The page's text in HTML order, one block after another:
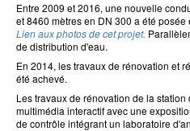
Entre 2009 et 2016, une nouvelle
et 8460 mètres en DN 300 a été
Lien aux photos de cet projet.
de distribution d'eau.
En 2014, les travaux de rénovation et
été achevé.
Les travaux de rénovation de la
multimédia interactif avec une
de contrôle intégrant un laboratoire